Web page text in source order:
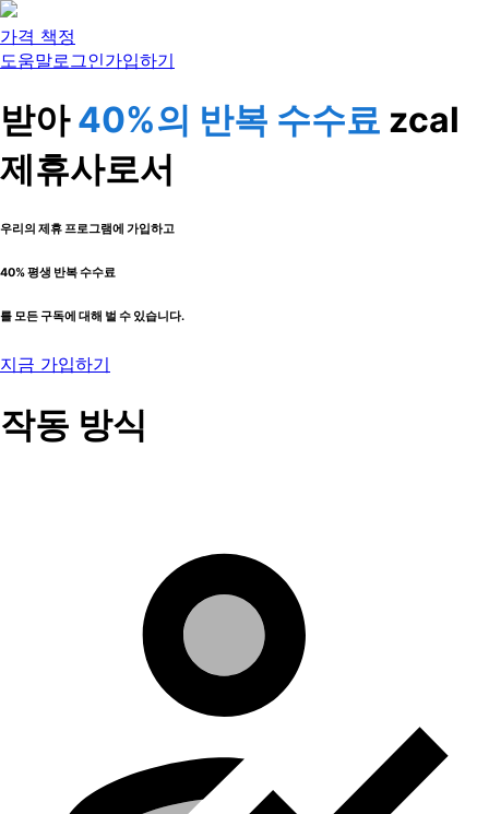
가격 책정
도움말로그인가입하기
받아 40%의 반복 수수료 zcal
제휴사로서
우리의 제휴 프로그램에 가입하고
40% 평생 반복 수수료
를 모든 구독에 대해 벌 수 있습니다.
지금 가입하기
작동 방식